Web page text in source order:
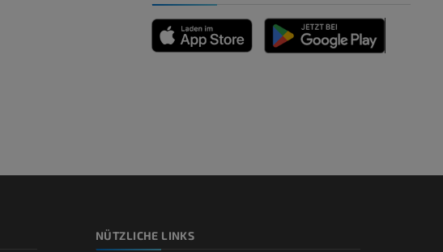
CT
Arteriografie der unterenNÜTZLICHE LINKS